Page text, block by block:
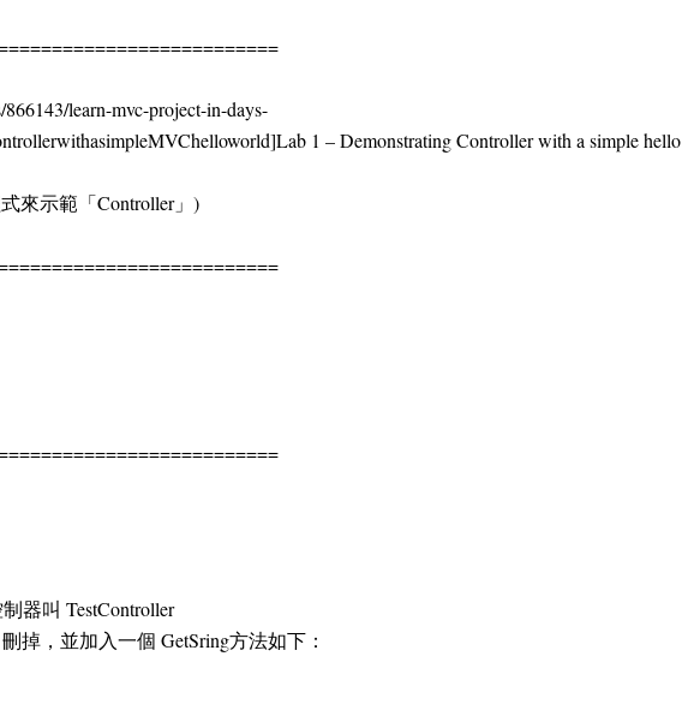
learn-mvc-project-in-days-
1 – Demonstrating Controller with a simple hello
來示範「Controller」)
器叫 TestController
掉，並加入一個 GetSring方法如下：